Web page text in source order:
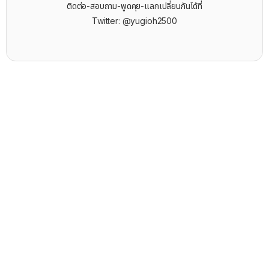
ติดต่อ-สอบถาม-พูดคุย-แลกเปลี่ยนกันได้ที่
Twitter: @yugioh2500